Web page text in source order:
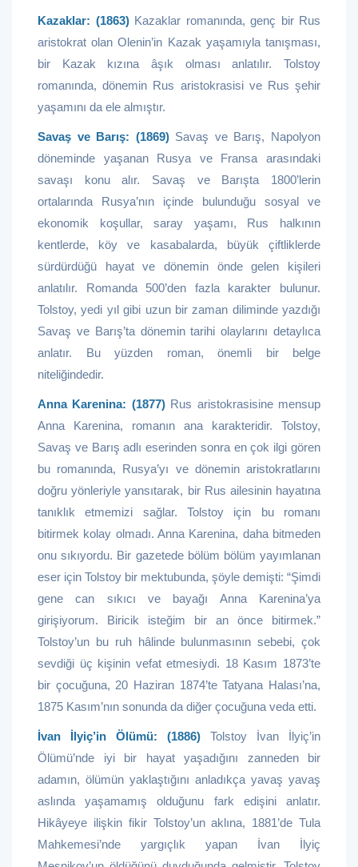
Kazaklar: (1863)Kazaklar romanında, genç bir Rus
aristokrat olan Olenin’in Kazak yaşamıyla tanışması,
bir Kazak kızına âşık olması anlatılır. Tolstoy
romanında, dönemin Rus aristokrasisi ve Rus şehir
yaşamını da ele almıştır.
Savaş ve Barış: (1869)Savaş ve Barış, Napolyon
döneminde yaşanan Rusya ve Fransa arasındaki
savaşı konu alır. Savaş ve Barışta 1800’lerin
ortalarında Rusya’nın içinde bulunduğu sosyal ve
ekonomik koşullar, saray yaşamı, Rus halkının
kentlerde, köy ve kasabalarda, büyük çiftliklerde
sürdürdüğü hayat ve dönemin önde gelen kişileri
anlatılır. Romanda 500’den fazla karakter bulunur.
Tolstoy, yedi yıl gibi uzun bir zaman diliminde yazdığı
Savaş ve Barış’ta dönemin tarihi olaylarını detaylıca
anlatır. Bu yüzden roman, önemli bir belge
niteliğindedir.
Anna Karenina: (1877)Rus aristokrasisine mensup
Anna Karenina, romanın ana karakteridir. Tolstoy,
Savaş ve Barış adlı eserinden sonra en çok ilgi gören
bu romanında, Rusya’yı ve dönemin aristokratlarını
doğru yönleriyle yansıtarak, bir Rus ailesinin hayatına
tanıklık etmemizi sağlar. Tolstoy için bu romanı
bitirmek kolay olmadı. Anna Karenina, daha bitmeden
onu sıkıyordu. Bir gazetede bölüm bölüm yayımlanan
eser için Tolstoy bir mektubunda, şöyle demişti: “Şimdi
gene can sıkıcı ve bayağı Anna Karenina’ya
girişiyorum. Biricik isteğim bir an önce bitirmek.”
Tolstoy’un bu ruh hâlinde bulunmasının sebebi, çok
sevdiği üç kişinin vefat etmesiydi. 18 Kasım 1873’te
bir çocuğuna, 20 Haziran 1874’te Tatyana Halası’na,
1875 Kasım’nın sonunda da diğer çocuğuna veda etti.
İvan İlyiç’in Ölümü: (1886) Tolstoy İvan İlyiç’in
Ölümü’nde iyi bir hayat yaşadığını zanneden bir
adamın, ölümün yaklaştığını anladıkça yavaş yavaş
aslında yaşamamış olduğunu fark edişini anlatır.
Hikâyeye ilişkin fikir Tolstoy’un aklına, 1881’de Tula
Mahkemesi’nde yargıçlık yapan İvan İlyiç